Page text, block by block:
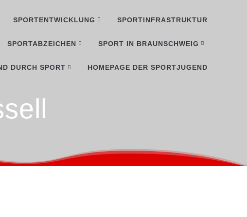
SPORTENTWICKLUNG SPORTINFRASTRUKTUR
SPORTABZEICHEN SPORT IN BRAUNSCHWEIG
DURCH SPORT HOMEPAGE DER SPORTJUGEND